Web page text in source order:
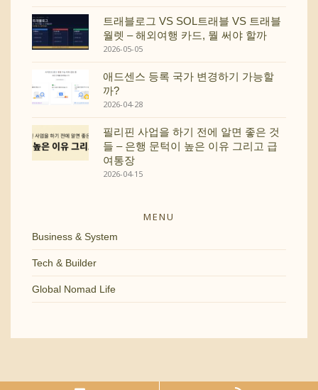
트래블로그 VS SOL트래블 VS 트래블
월렛 – 해외여행 카드, 뭘 써야 할까
2026-05-05
애드센스 등록 국가 변경하기 가능할
까?
2026-04-28
필리핀 사업을 하기 전에 알면 좋은 것
들 – 은행 문턱이 높은 이유 그리고 급
여통장
2026-04-15
MENU
Business & System
Tech & Builder
Global Nomad Life